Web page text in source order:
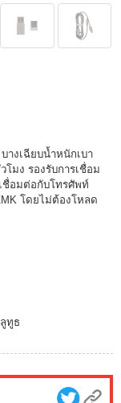
างเฉียบน้ำหนักเบา
มง รองรับการเชื่อม
ชื่อมต่อกับโทรศัพท์
โดยไม่ต้องโหลด
ทูธ